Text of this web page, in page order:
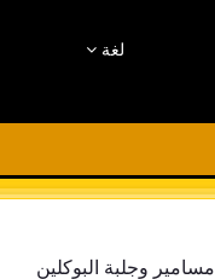
لغة
مسامير وجلبة البوكلين